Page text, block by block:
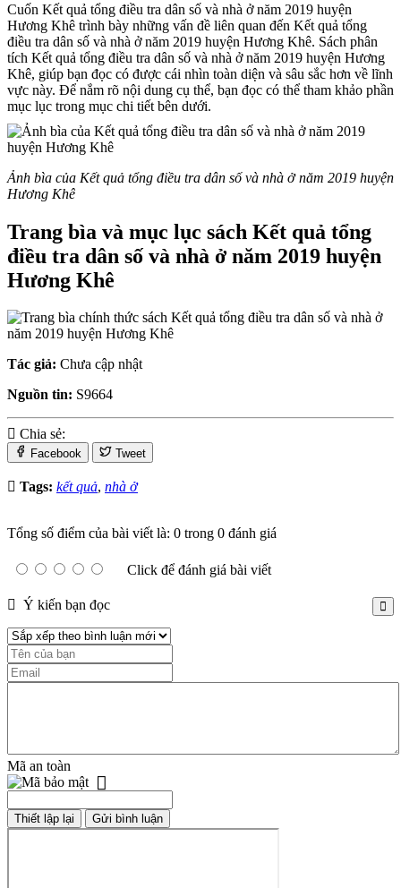
Cuốn Kết quả tổng điều tra dân số và nhà ở năm 2019 huyện
Hương Khê trình bày những vấn đề liên quan đến Kết quả tổng
điều tra dân số và nhà ở năm 2019 huyện Hương Khê. Sách phân
tích Kết quả tổng điều tra dân số và nhà ở năm 2019 huyện Hương
Khê, giúp bạn đọc có được cái nhìn toàn diện và sâu sắc hơn về lĩnh
vực này. Để nắm rõ nội dung cụ thể, bạn đọc có thể tham khảo phần
mục lục trong mục chi tiết bên dưới.
Ảnh bìa của Kết quả tổng điều tra dân số và nhà ở năm 2019 huyện
Hương Khê
Trang bìa và mục lục sách Kết quả tổng
điều tra dân số và nhà ở năm 2019 huyện
Hương Khê
Tác giả: Chưa cập nhật
Nguồn tin: S9664
Chia sẻ:
Facebook Tweet
Tags: kết quả, nhà ở
Tổng số điểm của bài viết là: 0 trong 0 đánh giá
Click để đánh giá bài viết
Ý kiến bạn đọc
Mã an toàn